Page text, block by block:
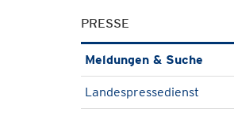
PRESSE
Meldungen & Suche
Landespressedienst